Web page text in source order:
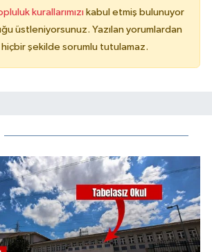
kurallarımızı kabul etmiş bulunuyor
üstleniyorsunuz. Yazılan yorumlardan
şekilde sorumlu tutulamaz.